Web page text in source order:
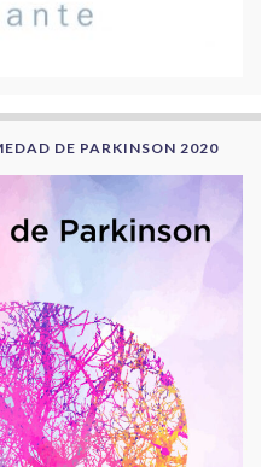
DE PARKINSON 2020